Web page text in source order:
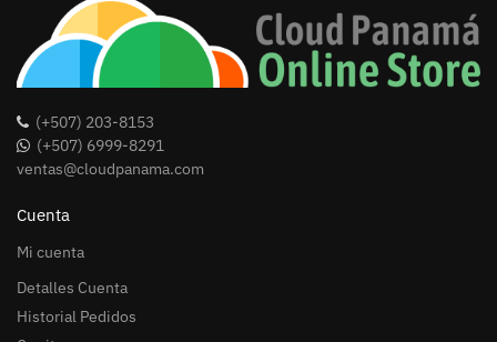
(+507) 203-8153
(+507) 6999-8291
ventas@cloudpanama.com
Cuenta
Mi cuenta
Detalles Cuenta
Historial Pedidos